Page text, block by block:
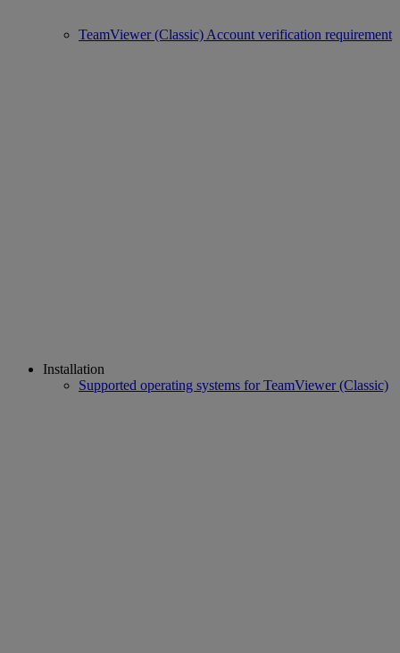
TeamViewer (Classic) Account verification requirement
Installation
Supported operating systems for TeamViewer (Classic)